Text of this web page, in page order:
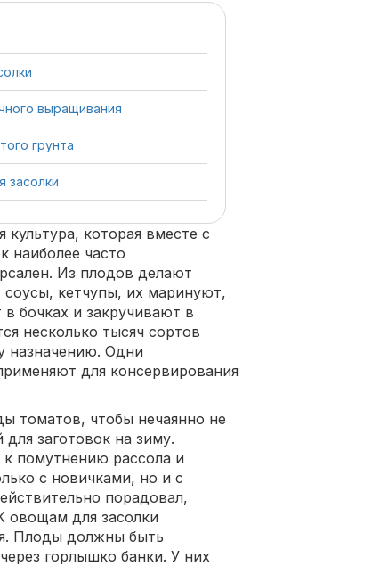
выращивания
грунта
засолки
культура, которая вместе с
наиболее часто
Из плодов делают
кетчупы, их маринуют,
бочках и закручивают в
несколько тысяч сортов
назначению. Одни
для консервирования
томатов, чтобы нечаянно не
заготовок на зиму.
помутнению рассола и
с новичками, но и с
порадовал,
овощам для засолки
Плоды должны быть
горлышко банки. У них